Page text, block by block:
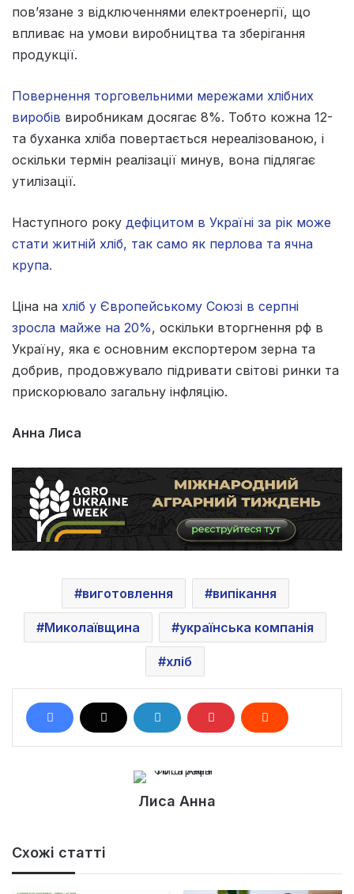
пов’язане з відключеннями електроенергії, що
впливає на умови виробництва та зберігання
продукції.
Повернення торговельними мережами хлібних
виробів виробникам досягає 8%. Тобто кожна 12-
та буханка хліба повертається нереалізованою, і
оскільки термін реалізації минув, вона підлягає
утилізації.
Наступного року дефіцитом в Україні за рік може
стати житній хліб, так само як перлова та ячна
крупа.
Ціна на хліб у Європейському Союзі в серпні
зросла майже на 20%, оскільки вторгнення рф в
Україну, яка є основним експортером зерна та
добрив, продовжувало підривати світові ринки та
прискорювало загальну інфляцію.
Анна Лиса
виготовлення випікання
Миколаївщина українська компанія
хліб
Лиса Анна
Схожі статті